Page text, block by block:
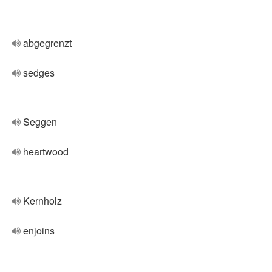
abgegrenzt
sedges
Seggen
heartwood
Kernholz
enjoins